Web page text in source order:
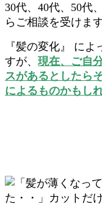
30代、40代、50代
らご相談を受けます
『髪の変化』 に
すが、 現在、 ご自
スがあるとしたら
によるものかもし